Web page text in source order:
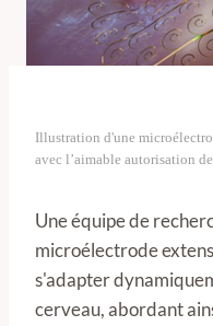
Illustration d'une
avec l’aimable autorisation
Une équipe de
microélectrode
s'adapter
cerveau, abordant